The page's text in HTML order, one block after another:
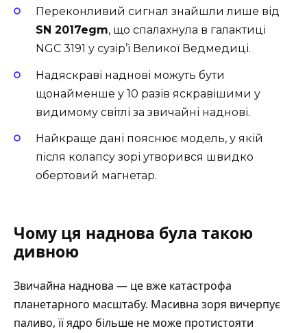
Переконливий сигнал знайшли лише від
SN 2017egm, що спалахнула в галактиці
NGC 3191 у сузір’ї Великої Ведмедиці.
Надяскраві наднові можуть бути
щонайменше у 10 разів яскравішими у
видимому світлі за звичайні наднові.
Найкраще дані пояснює модель, у якій
після колапсу зорі утворився швидко
обертовий магнетар.
Чому ця наднова була такою
дивною
Звичайна наднова — це вже катастрофа
планетарного масштабу. Масивна зоря вичерпує
паливо, її ядро більше не може протистояти